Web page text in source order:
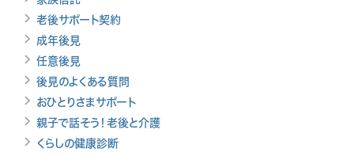
老後サポート契約
成年後見
任意後見
後見のよくある質問
おひとりさまサポート
親子で話そう！老後と介護
くらしの健康診断